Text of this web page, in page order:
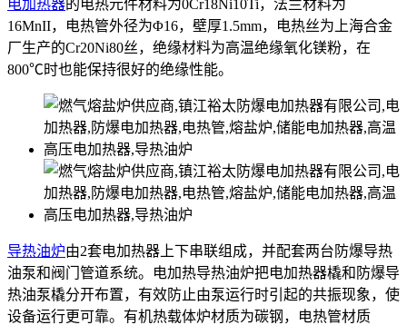
电加热器的电热元件材料为0Cr18Ni10Ti，法兰材料为
16MnII，电热管外径为Φ16，壁厚1.5mm，电热丝为上海合金
厂生产的Cr20Ni80丝，绝缘材料为高温绝缘氧化镁粉，在
800℃时也能保持很好的绝缘性能。
导热油炉由2套电加热器上下串联组成，并配套两台防爆导热
油泵和阀门管道系统。电加热导热油炉把电加热器橇和防爆导
热油泵橇分开布置，有效防止由泵运行时引起的共振现象，使
设备运行更可靠。有机热载体炉材质为碳钢，电热管材质